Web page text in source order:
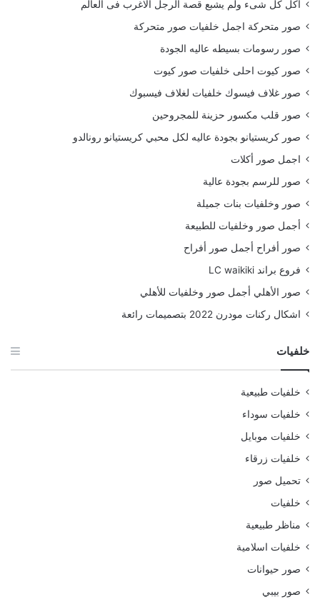
أكل كل شىء ولم يشبع قصة الرجل الاغرب فى العالم
صور متحركة اجمل خلفيات صور متحركة
صور رسومات بسيطه عاليه الجودة
صور كيوت احلى خلفيات صور كيوت
صور غلاف فيسوك خلفيات لغلاف فيسبوك
صور قلب مكسور حزينة للمجروحين
صور كريستيانو بجودة عاليه لكل محبي كريستيانو رونالدو
اجمل صور أكلات
صور للرسم بجودة عالية
صور وخلفيات بنات جميلة
أجمل صور وخلفيات للطبيعة
صور أفراح أجمل صور أفراح
فروع براند LC waikiki
صور الأهلي أجمل صور وخلفيات للأهلي
اشكال ركنات مودرن 2022 بتصميمات رائعة
خلفيات
خلفيات طبيعية
خلفيات سوداء
خلفيات موبايل
خلفيات زرقاء
تحميل صور
خلفيات
مناظر طبيعية
خلفيات اسلامية
صور حيوانات
صور بيبي